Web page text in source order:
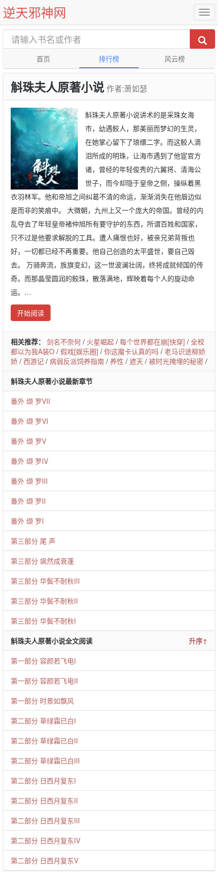
逆天邪神网
首页 排行榜 风云榜
斛珠夫人原著小说 作者:萧如瑟
斛珠夫人原著小说讲术的是采珠女海
市，幼遇鲛人，那美丽而梦幻的生灵，
在她掌心留下了琅缳二字。而这鲛人滴
泪所成的明珠，让海市遇到了他宦官方
诸，曾经的年轻俊秀的六翼将、清海公
世子，而今却隐于皇帝之侧，操纵着黑
衣羽林军。他和帝旭之间纠葛不清的命运，渐渐消失在他唇边似
是而非的笑痕中。 大徵朝，九州上又一个庞大的帝国。曾经的内
乱夺去了年轻皇帝褚仲旭所有要守护的东西，所谓百姓和国家，
只不过是他要求解脱的工具。遭人痛恨也好，被亲兄弟背叛也
好，一切都已经不再重要。他自己创造的太平盛世，要自己毁
去。 万骑奔流，旌旗变幻，这一世波澜壮阔，终将成就倾国的传
奇。而那晶莹圆润的鲛珠，散落满地，辉映着每个人的旋动命
运。…
开始阅读
相关推荐： 剑名不奈何 / 火星崛起 / 每个世界都在崩[快穿] / 全校
都以为我A装O / 假戏[娱乐圈] / 你这魔卡认真的吗 / 老马识途柳娇
娇 / 西游记 / 病弱反派饲养指南 / 养性 / 遮天 / 被时光掩埋的秘密 /
斛珠夫人原著小说最新章节
番外 缬 罗VII
番外 缬 罗VI
番外 缬 罗V
番外 缬 罗IV
番外 缬 罗III
番外 缬 罗II
番外 缬 罗I
第三部分 尾 声
第三部分 飒然成衰蓬
第三部分 华鬓不耐秋III
第三部分 华鬓不耐秋II
第三部分 华鬓不耐秋I
斛珠夫人原著小说全文阅读 升序↑
第一部分 容颜若飞电I
第一部分 容颜若飞电II
第一部分 时景如飘风
第二部分 草绿霜已白I
第二部分 草绿霜已白II
第二部分 草绿霜已白III
第二部分 日西月复东I
第二部分 日西月复东II
第二部分 日西月复东III
第二部分 日西月复东IV
第二部分 日西月复东V